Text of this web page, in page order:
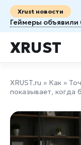
Xrust новости
XRUST
XRUST.ru » Как »
показывает, когда